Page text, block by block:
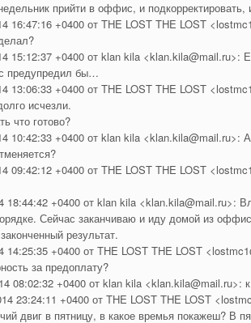
прийти в оффис, и подкорректировать,
16:47:16 +0400 от THE LOST THE LOST
15:12:37 +0400 от klan kila <klan.kila@mail.ru>:
предупредил бы…
13:06:33 +0400 от THE LOST THE LOST
исчезли.
что готово?
10:42:33 +0400 от klan kila <klan.kila@mail.ru>:
09:42:12 +0400 от THE LOST THE LOST
18:44:42 +0400 от klan kila <klan.kila@mail.ru>:
Сейчас заканчиваю и иду домой из
результат.
14:25:35 +0400 от THE LOST THE LOST
за предоплату?
08:02:32 +0400 от klan kila <klan.kila@mail.ru>:
23:24:11 +0400 от THE LOST THE LOST
двиг в пятницу, в какое времья покажеш? В